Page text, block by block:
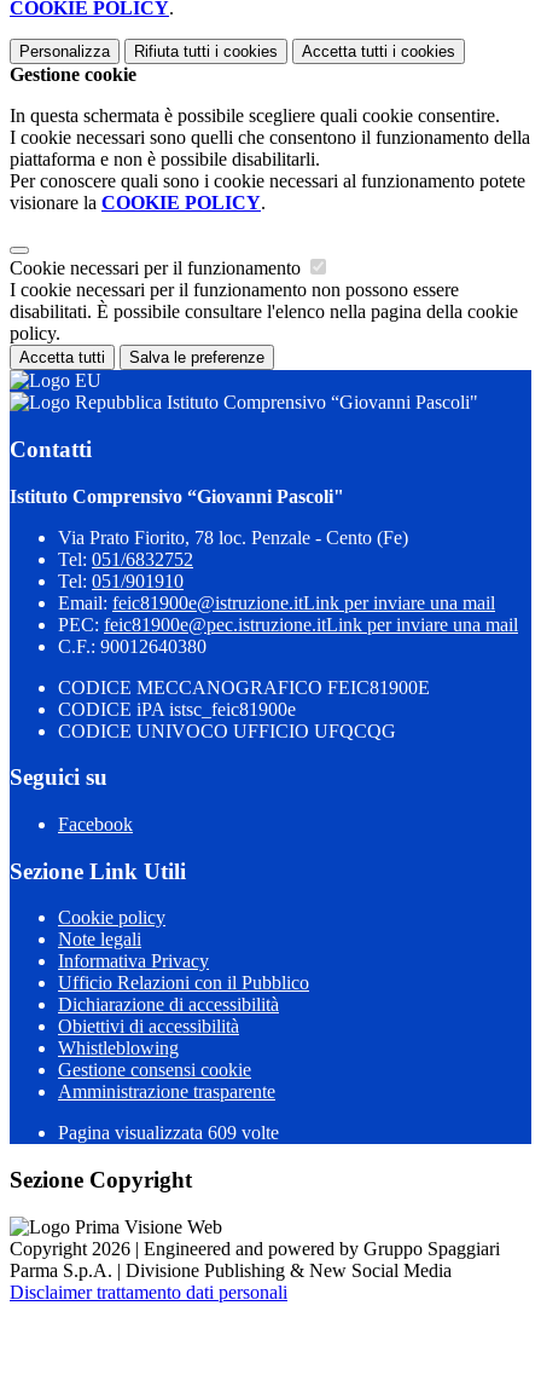
COOKIE POLICY.
Personalizza Rifiuta tutti i cookies Accetta tutti i cookies
Gestione cookie
In questa schermata è possibile scegliere quali cookie consentire.
I cookie necessari sono quelli che consentono il funzionamento della
piattaforma e non è possibile disabilitarli.
Per conoscere quali sono i cookie necessari al funzionamento potete
visionare la COOKIE POLICY.
Cookie necessari per il funzionamento
I cookie necessari per il funzionamento non possono essere
disabilitati. È possibile consultare l'elenco nella pagina della cookie
policy.
Accetta tutti Salva le preferenze
Istituto Comprensivo “Giovanni Pascoli"
Contatti
Istituto Comprensivo “Giovanni Pascoli"
Via Prato Fiorito, 78 loc. Penzale - Cento (Fe)
Tel: 051/6832752
Tel: 051/901910
Email: feic81900e@istruzione.itLink per inviare una mail
PEC: feic81900e@pec.istruzione.itLink per inviare una mail
C.F.: 90012640380
CODICE MECCANOGRAFICO FEIC81900E
CODICE iPA istsc_feic81900e
CODICE UNIVOCO UFFICIO UFQCQG
Seguici su
Facebook
Sezione Link Utili
Cookie policy
Note legali
Informativa Privacy
Ufficio Relazioni con il Pubblico
Dichiarazione di accessibilità
Obiettivi di accessibilità
Whistleblowing
Gestione consensi cookie
Amministrazione trasparente
Pagina visualizzata 609 volte
Sezione Copyright
Copyright 2026 | Engineered and powered by Gruppo Spaggiari
Parma S.p.A. | Divisione Publishing & New Social Media
Disclaimer trattamento dati personali